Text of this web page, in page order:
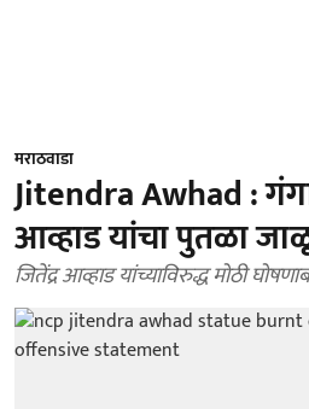
मराठवाडा
Jitendra Awhad :
आव्हाड यांचा पुतळा
जितेंद्र आव्हाड यांच्याविरुद्ध मोठी